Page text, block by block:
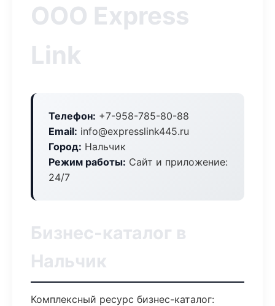
ООО Express
Link
Телефон: +7-958-785-80-88
Email: info@expresslink445.ru
Город: Нальчик
Режим работы: Сайт и приложение:
24/7
Бизнес-каталог в
Нальчик
Комплексный ресурс бизнес-каталог: